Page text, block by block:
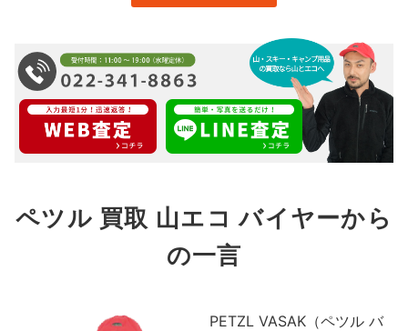
ペツル 買取 山エコ バイヤーから
の一言
PETZL VASAK（ペツル バ